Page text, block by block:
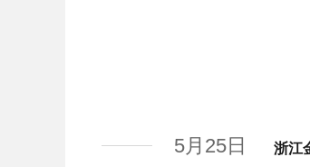
5月25日 浙江